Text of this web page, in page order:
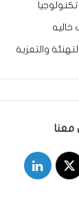
خاليه
والتعزية
معنا
‫X لينكدإن